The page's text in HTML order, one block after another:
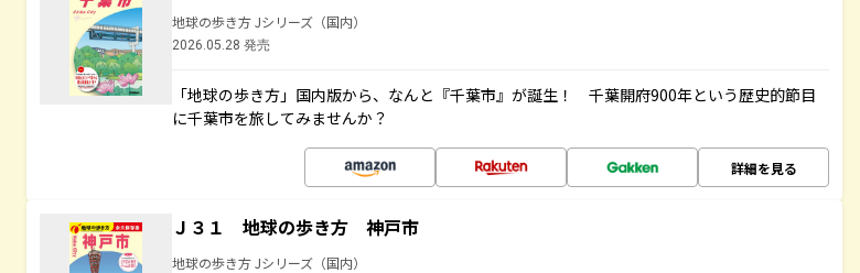
地球の歩き方 Jシリーズ（国内）
2026.05.28 発売
「地球の歩き方」国内版から、なんと『千葉市』が誕生！ 千葉開府900年という歴史的節目
に千葉市を旅してみませんか？
詳細を見る
Ｊ３１ 地球の歩き方 神戸市
地球の歩き方 Jシリーズ（国内）